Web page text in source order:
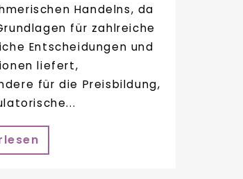
Handelns, da
für zahlreiche
Entscheidungen und
liefert,
für die Preisbildung,